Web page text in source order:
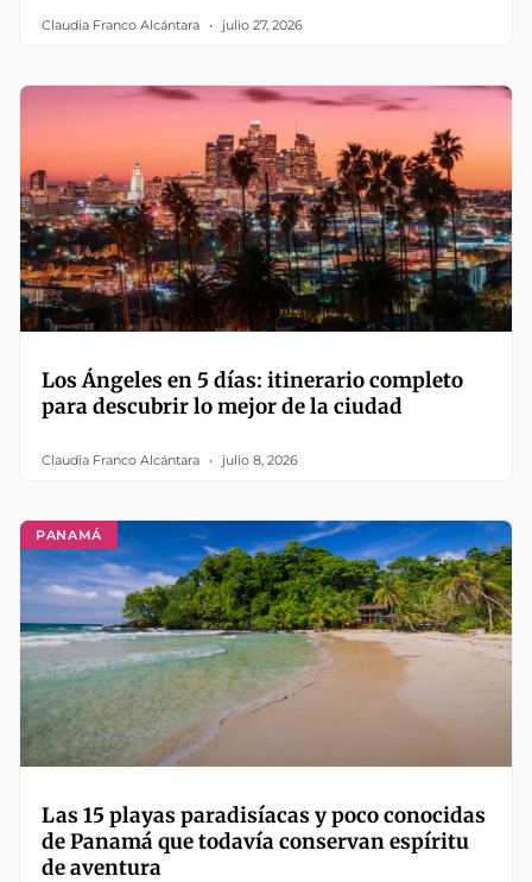
Claudia Franco Alcántara julio 27, 2026
Los Ángeles en 5 días: itinerario completo
para descubrir lo mejor de la ciudad
Claudia Franco Alcántara julio 8, 2026
PANAMÁ
Las 15 playas paradisíacas y poco conocidas
de Panamá que todavía conservan espíritu
de aventura